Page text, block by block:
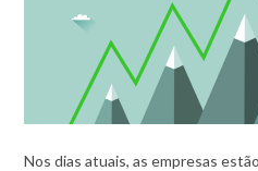
Nos dias atuais, as empresas